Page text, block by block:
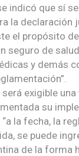
indicó que sí
la declaración
el propósito
seguro de
y demás
será exigible
su
la fecha, la
se puede
de la forma